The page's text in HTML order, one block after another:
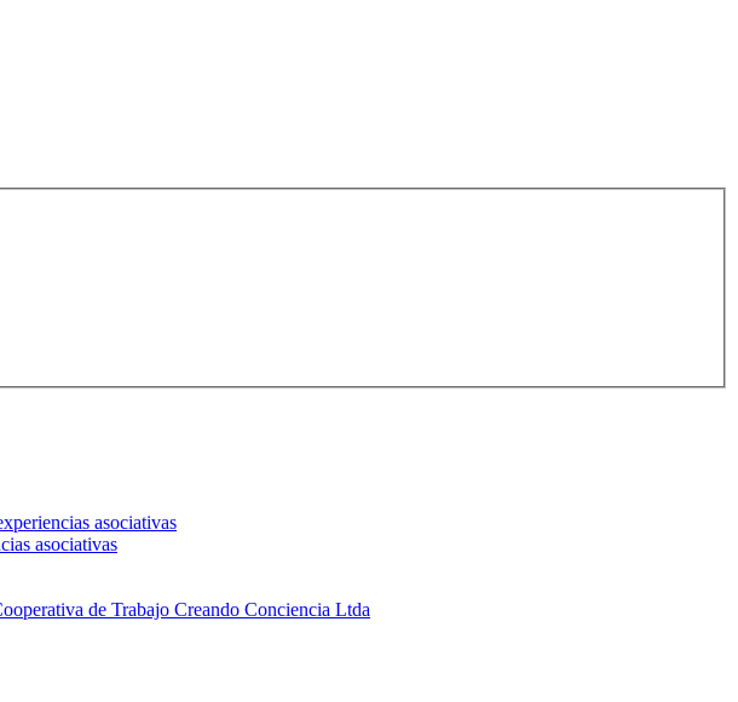
asociativas
asociativas
de Trabajo Creando Conciencia Ltda